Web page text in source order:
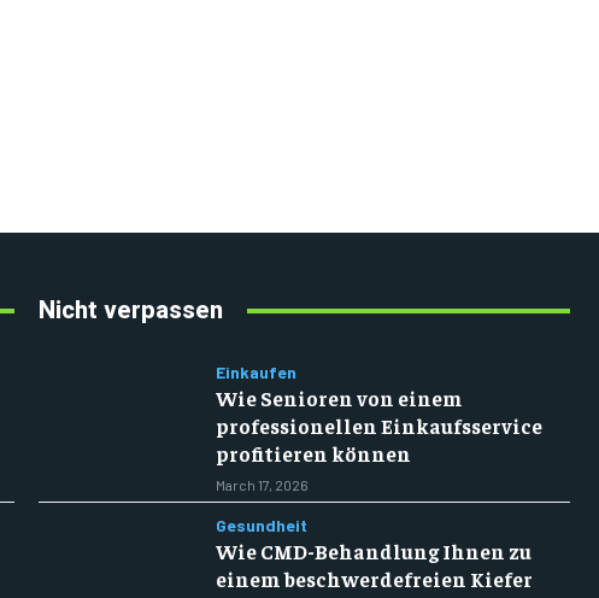
Nicht verpassen
Einkaufen
Wie Senioren von einem
professionellen Einkaufsservice
profitieren können
March 17, 2026
Gesundheit
Wie CMD-Behandlung Ihnen zu
einem beschwerdefreien Kiefer